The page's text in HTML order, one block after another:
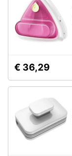
Casalinghi
Sport
Motori
Forni,
Piani
cottura
Cappe
microonde
Forno
Cappa
cucina
Piano
Cottura
€ 36,29